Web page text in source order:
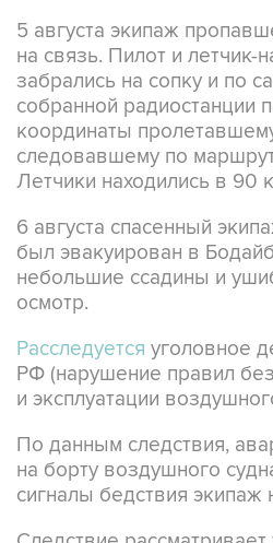
5 августа экипаж
на связь. Пилот и летчик-
забрались на сопку и по
собранной радиостанции
координаты
следовавшему по
Летчики находились в 90
6 августа спасенный
был эвакуирован в
небольшие ссадины и
осмотр.
Расследуется уголовное
РФ (нарушение правил
и эксплуатации
По данным следствия,
на борту воздушного
сигналы бедствия экипаж